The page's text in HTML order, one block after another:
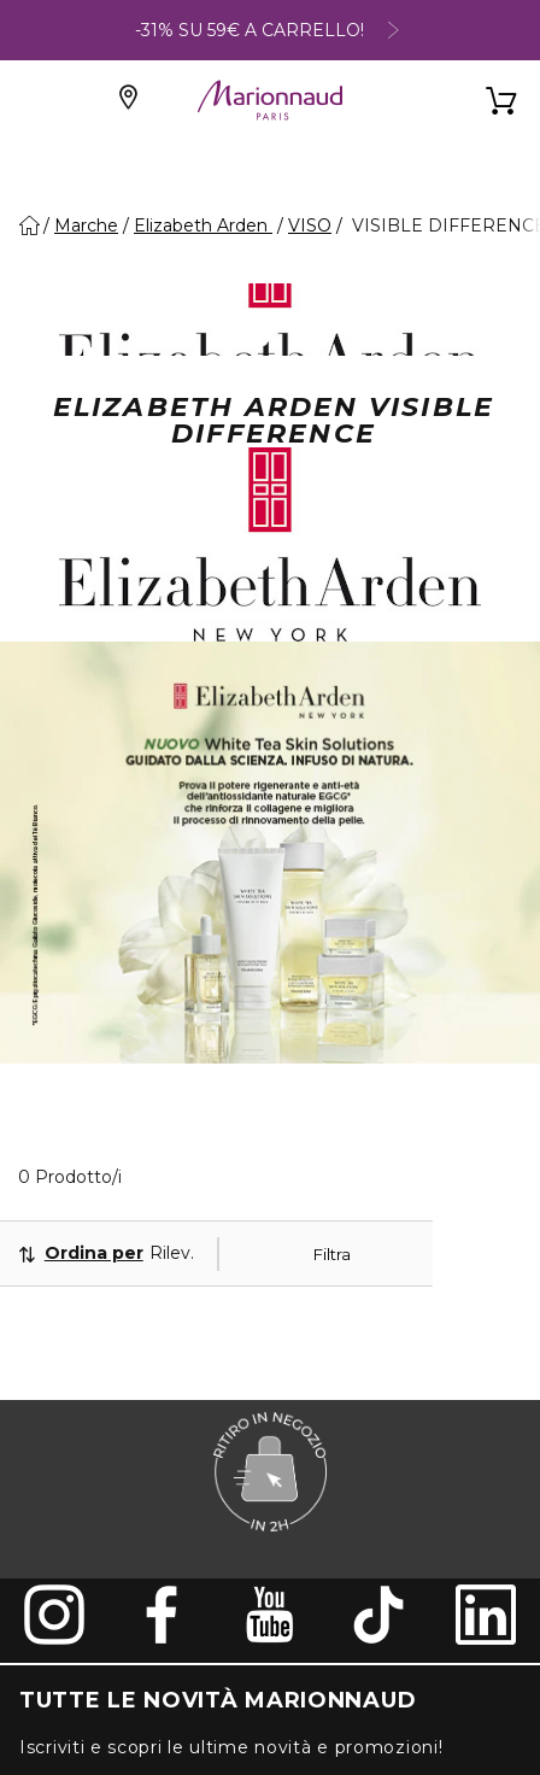
-31% SU 59€ A CARRELLO!
Marche Elizabeth Arden VISO VISIBLE
ELIZABETH ARDEN VISIBLE
DIFFERENCE
0 Prodotto/i
Filtra
Ordina per Rilevanza
TUTTE LE NOVITÀ MARIONNAUD
Iscriviti e scopri le ultime novità e promozioni!